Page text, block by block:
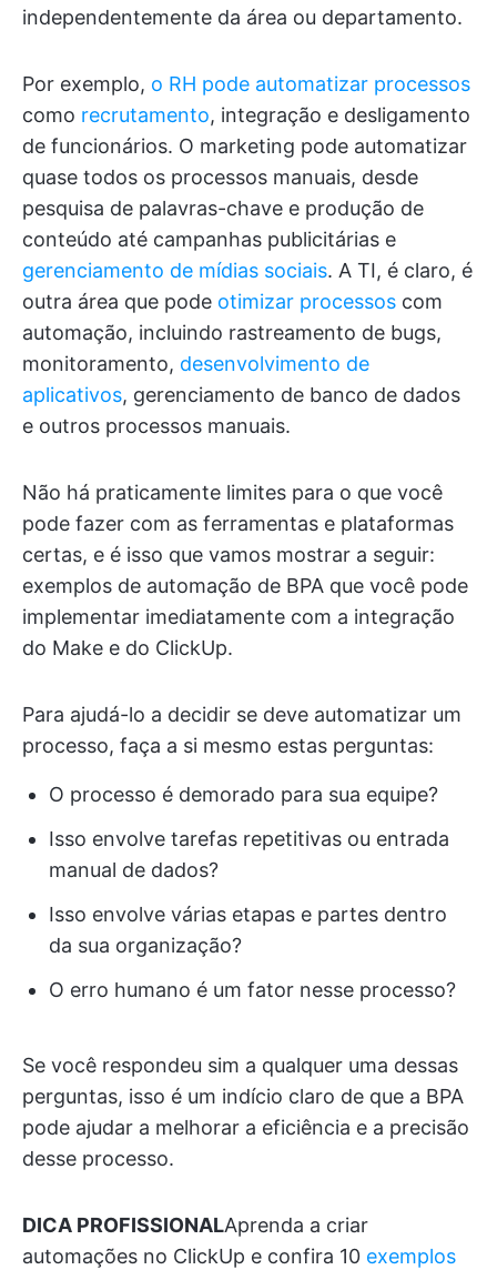
independentemente da área ou departamento.
Por exemplo, o RH pode automatizar processos
como recrutamento, integração e desligamento
de funcionários. O marketing pode automatizar
quase todos os processos manuais, desde
pesquisa de palavras-chave e produção de
conteúdo até campanhas publicitárias e
gerenciamento de mídias sociais. A TI, é claro, é
outra área que pode otimizar processos com
automação, incluindo rastreamento de bugs,
monitoramento, desenvolvimento de
aplicativos, gerenciamento de banco de dados
e outros processos manuais.
Não há praticamente limites para o que você
pode fazer com as ferramentas e plataformas
certas, e é isso que vamos mostrar a seguir:
exemplos de automação de BPA que você pode
implementar imediatamente com a integração
do Make e do ClickUp.
Para ajudá-lo a decidir se deve automatizar um
processo, faça a si mesmo estas perguntas:
O processo é demorado para sua equipe?
Isso envolve tarefas repetitivas ou entrada
manual de dados?
Isso envolve várias etapas e partes dentro
da sua organização?
O erro humano é um fator nesse processo?
Se você respondeu sim a qualquer uma dessas
perguntas, isso é um indício claro de que a BPA
pode ajudar a melhorar a eficiência e a precisão
desse processo.
DICA PROFISSIONALAprenda a criar
automações no ClickUp e confira 10 exemplos